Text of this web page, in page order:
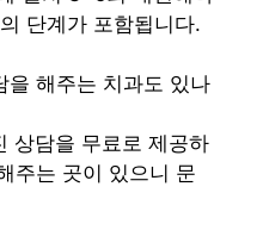
단계가 포함됩니다.
을 해주는 치과도 있나
상담을 무료로 제공하
주는 곳이 있으니 문